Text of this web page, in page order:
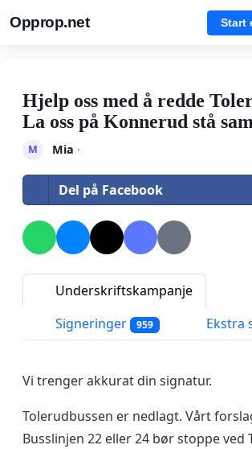
Opprop.net Start
Hjelp oss med å redde
La oss på Konnerud stå
M Mia ·
Del på Facebook
Underskriftskampanje
Signeringer
959 Ekstra
Vi trenger akkurat din signatur.
Tolerudbussen er nedlagt. Vårt
Busslinjen 22 eller 24 bør stoppe ved